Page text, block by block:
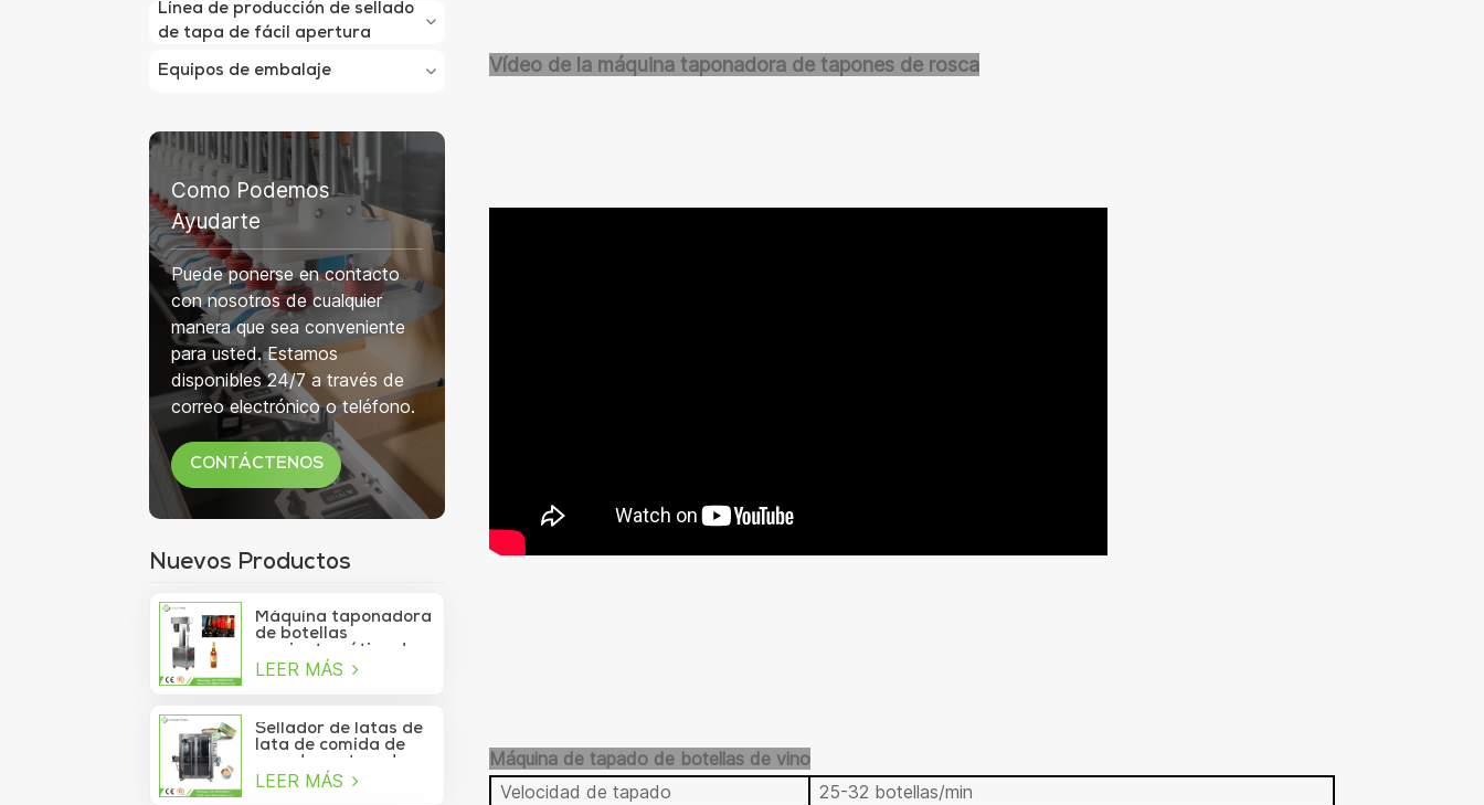
Línea de producción de sellado
de tapa de fácil apertura
Equipos de embalaje
Como Podemos
Ayudarte
Puede ponerse en contacto
con nosotros de cualquier
manera que sea conveniente
para usted. Estamos
disponibles 24/7 a través de
correo electrónico o teléfono.
CONTÁCTENOS
Nuevos Productos
Máquina taponadora
de botellas
semiautomática de
750 ml para botellas
LEER MÁS
Sellador de latas de
lata de comida de
mar de contenedor
de vacío de sardina
LEER MÁS
Vídeo de la máquina taponadora de tapones de rosca
Máquina de tapado de botellas de vino
Velocidad de tapado
25-32 botellas/min